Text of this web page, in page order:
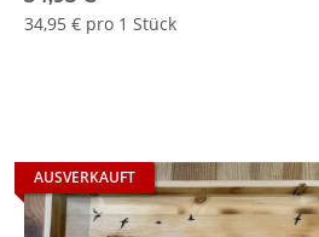
34,95 € pro 1 Stück
AUSVERKAUFT